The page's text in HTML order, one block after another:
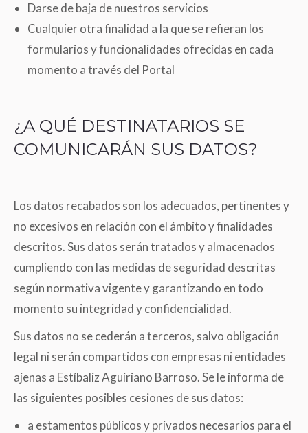
Darse de baja de nuestros servicios
Cualquier otra finalidad a la que se refieran los
formularios y funcionalidades ofrecidas en cada
momento a través del Portal
¿A QUÉ DESTINATARIOS SE
COMUNICARÁN SUS DATOS?
Los datos recabados son los adecuados, pertinentes y
no excesivos en relación con el ámbito y finalidades
descritos. Sus datos serán tratados y almacenados
cumpliendo con las medidas de seguridad descritas
según normativa vigente y garantizando en todo
momento su integridad y confidencialidad.
Sus datos no se cederán a terceros, salvo obligación
legal ni serán compartidos con empresas ni entidades
ajenas a Estíbaliz Aguiriano Barroso. Se le informa de
las siguientes posibles cesiones de sus datos:
a estamentos públicos y privados necesarios para el